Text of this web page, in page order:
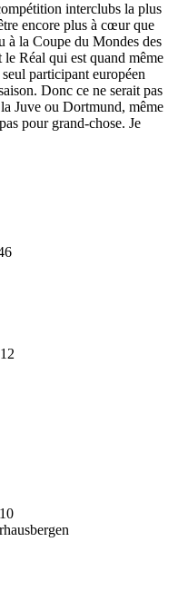
interclubs la plus
encore plus à cœur que
à la Coupe du Mondes des
Réal qui est quand même
participant européen
Donc ce ne serait pas
Juve ou Dortmund, même
pour grand-chose. Je